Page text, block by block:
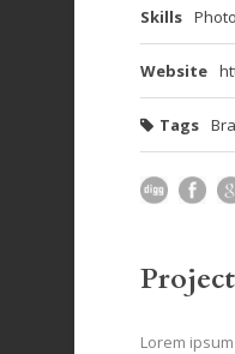
Skills
Website
Tags
Lorem